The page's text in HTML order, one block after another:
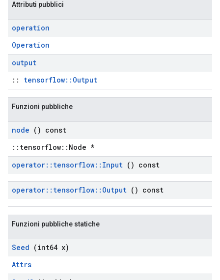
Attributi pubblici
operation
Operation
output
:: tensorflow::Output
Funzioni pubbliche
node () const
::tensorflow::Node *
operator:: tensorflow:: Input () const
operator:: tensorflow:: Output () const
Funzioni pubbliche statiche
Seed (int64 x)
Attrs